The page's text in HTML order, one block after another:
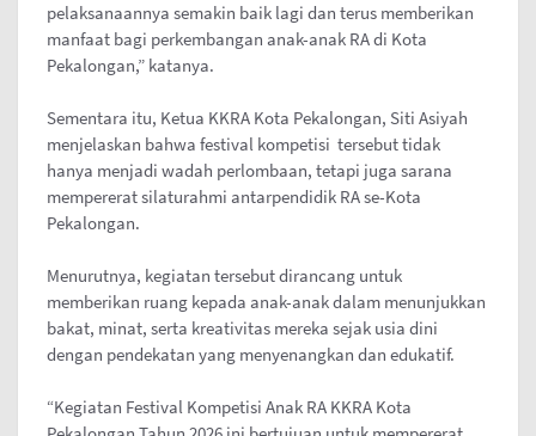
pelaksanaannya semakin baik lagi dan terus memberikan
manfaat bagi perkembangan anak-anak RA di Kota
Pekalongan,” katanya.
Sementara itu, Ketua KKRA Kota Pekalongan, Siti Asiyah
menjelaskan bahwa festival kompetisi tersebut tidak
hanya menjadi wadah perlombaan, tetapi juga sarana
mempererat silaturahmi antarpendidik RA se-Kota
Pekalongan.
Menurutnya, kegiatan tersebut dirancang untuk
memberikan ruang kepada anak-anak dalam menunjukkan
bakat, minat, serta kreativitas mereka sejak usia dini
dengan pendekatan yang menyenangkan dan edukatif.
“Kegiatan Festival Kompetisi Anak RA KKRA Kota